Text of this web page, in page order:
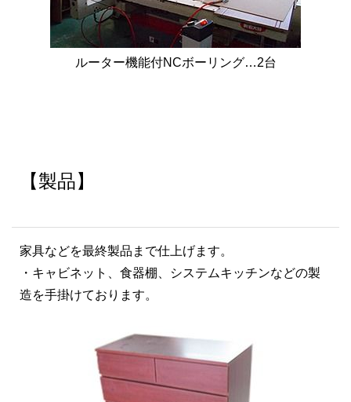
ルーター機能付NCボーリング…2台
【製品】
家具などを最終製品まで仕上げます。
・キャビネット、食器棚、システムキッチンなどの製
造を手掛けております。